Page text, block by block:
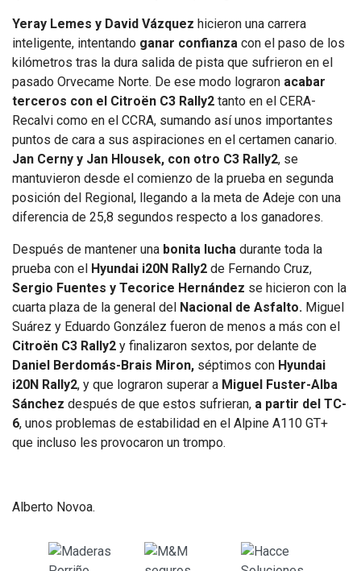
Yeray Lemes y David Vázquez hicieron una carrera
inteligente, intentando ganar confianza con el paso de los
kilómetros tras la dura salida de pista que sufrieron en el
pasado Orvecame Norte. De ese modo lograron acabar
terceros con el Citroën C3 Rally2 tanto en el CERA-
Recalvi como en el CCRA, sumando así unos importantes
puntos de cara a sus aspiraciones en el certamen canario.
Jan Cerny y Jan Hlousek, con otro C3 Rally2, se
mantuvieron desde el comienzo de la prueba en segunda
posición del Regional, llegando a la meta de Adeje con una
diferencia de 25,8 segundos respecto a los ganadores.
Después de mantener una bonita lucha durante toda la
prueba con el Hyundai i20N Rally2 de Fernando Cruz,
Sergio Fuentes y Tecorice Hernández se hicieron con la
cuarta plaza de la general del Nacional de Asfalto. Miguel
Suárez y Eduardo González fueron de menos a más con el
Citroën C3 Rally2 y finalizaron sextos, por delante de
Daniel Berdomás-Brais Miron, séptimos con Hyundai
i20N Rally2, y que lograron superar a Miguel Fuster-Alba
Sánchez después de que estos sufrieran, a partir del TC-
6, unos problemas de estabilidad en el Alpine A110 GT+
que incluso les provocaron un trompo.
Alberto Novoa.